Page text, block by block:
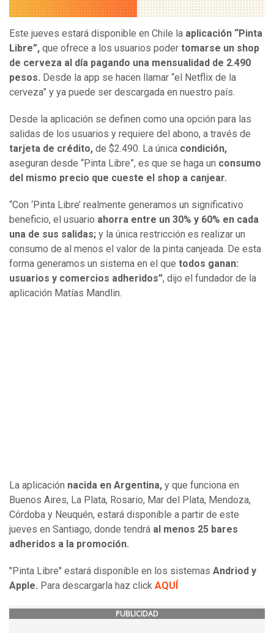
Este jueves estará disponible en Chile la aplicación “Pinta
Libre”, que ofrece a los usuarios poder tomarse un shop
de cerveza al día pagando una mensualidad de 2.490
pesos. Desde la app se hacen llamar “el Netflix de la
cerveza” y ya puede ser descargada en nuestro país.
Desde la aplicación se definen como una opción para las
salidas de los usuarios y requiere del abono, a través de
tarjeta de crédito, de $2.490. La única condición,
aseguran desde “Pinta Libre”, es que se haga un consumo
del mismo precio que cueste el shop a canjear.
“Con ‘Pinta Libre’ realmente generamos un significativo
beneficio, el usuario ahorra entre un 30% y 60% en cada
una de sus salidas; y la única restricción es realizar un
consumo de al menos el valor de la pinta canjeada. De esta
forma generamos un sistema en el que todos ganan:
usuarios y comercios adheridos”, dijo el fundador de la
aplicación Matías Mandlin.
La aplicación nacida en Argentina, y que funciona en
Buenos Aires, La Plata, Rosario, Mar del Plata, Mendoza,
Córdoba y Neuquén, estará disponible a partir de este
jueves en Santiago, donde tendrá al menos 25 bares
adheridos a la promoción.
"Pinta Libre" estará disponible en los sistemas Andriod y
Apple. Para descargarla haz click AQUÍ
PUBLICIDAD